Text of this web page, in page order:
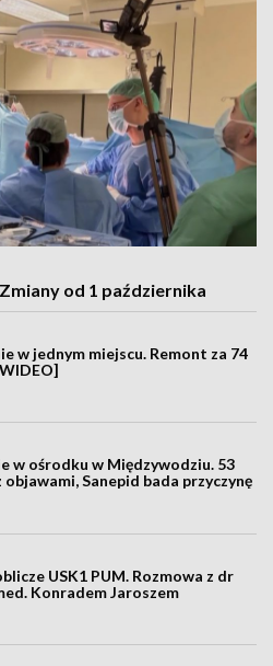
od 1 października
w jednym miejscu. Remont za 74
w ośrodku w Międzywodziu. 53
objawami, Sanepid bada przyczynę
USK1 PUM. Rozmowa z dr
Konradem Jaroszem